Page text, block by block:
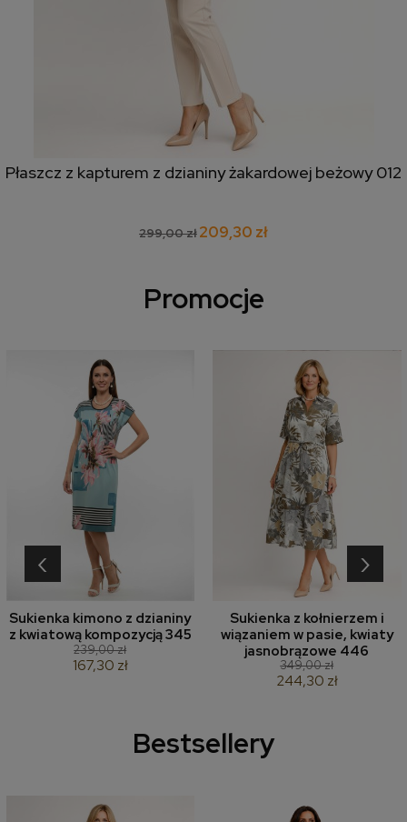
Płaszcz z kapturem z dzianiny żakardowej beżowy 012
299,00 zł209,30 zł
Promocje
Sukienka kimono z dzianiny
z kwiatową kompozycją 345
239,00 zł
167,30 zł
Sukienka z kołnierzem i
wiązaniem w pasie, kwiaty
jasnobrązowe 446
349,00 zł
244,30 zł
‹ ›
Bestsellery